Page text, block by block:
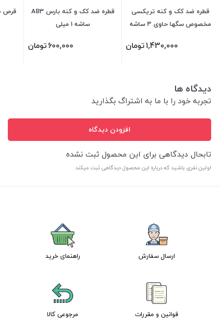
قطره ضد کک و کنه تریکسی
مخصوص سگها حاوی 3 ساشه
1,430,000تومان
قطره ضد کک و کنه بارس AB3
ساشه 1 میلی
600,000تومان
قرص
دیدگاه ها
تجربه خود را با ما به اشتراگ بگذارید
افزودن دیدگاه
تابحال دیدگاهی برای این محصول ثبت نشده
اولین نفری باشید که درباره این محصول دیدگاهی ثبت میکند
ارسال سفارش راهنمای خرید
قوانین و مقررات مرجوعی کالا